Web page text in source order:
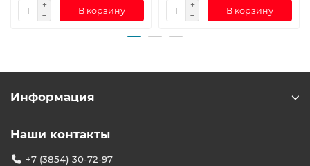
В корзину В корзину
Информация
Наши контакты
+7 (3854) 30-72-97